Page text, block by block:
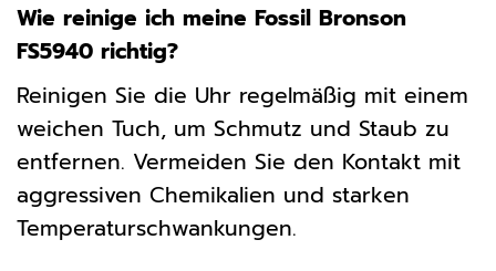
Wie reinige ich meine Fossil Bronson
FS5940 richtig?
Reinigen Sie die Uhr regelmäßig mit einem
weichen Tuch, um Schmutz und Staub zu
entfernen. Vermeiden Sie den Kontakt mit
aggressiven Chemikalien und starken
Temperaturschwankungen.